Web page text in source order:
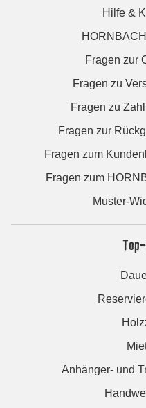
Hilfe &
Fragen zur
Fragen zu
Fragen zu
Fragen zur
Fragen zum
Fragen zum
Muster-
Anhänger- und